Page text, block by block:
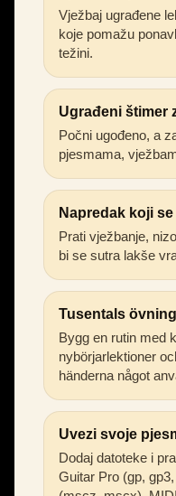
Vježbaj ugrađene
koje pomažu
težini.
Ugrađeni štimer
Počni ugođeno, a
pjesmama,
Napredak koji
Prati vježbanje,
bi se sutra lakše
Tusentals
Bygg en rutin med
nybörjarlektioner
händerna något
Uvezi svoje
Dodaj datoteke i
Guitar Pro (gp,